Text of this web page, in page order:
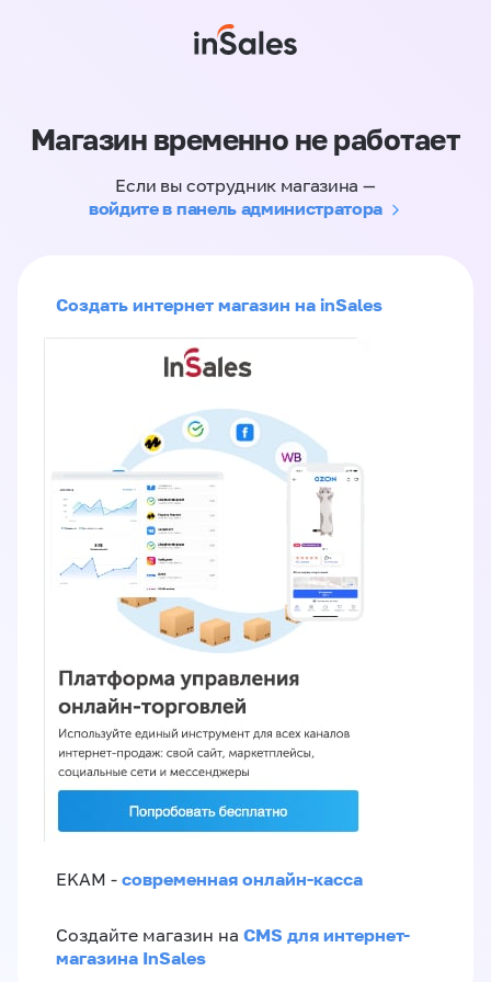
Магазин временно не работает
Если вы сотрудник магазина —
войдите в панель администратора
Создать интернет магазин на inSales
EKAM - современная онлайн-касса
Создайте магазин на CMS для интернет-
магазина InSales